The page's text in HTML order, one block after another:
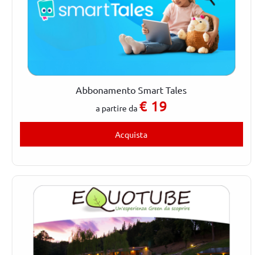
Abbonamento Smart Tales
a partire da€ 19
Acquista